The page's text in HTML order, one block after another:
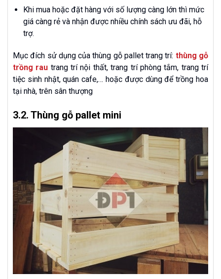
Khi mua hoặc đặt hàng với số lượng càng lớn thì mức
giá càng rẻ và nhận được nhiều chính sách ưu đãi, hỗ
trợ.
Mục đích sử dụng của thùng gỗ pallet trang trí: thùng gỗ
trồng rau trang trí nội thất, trang trí phòng tắm, trang trí
tiệc sinh nhật, quán cafe,… hoặc được dùng để trồng hoa
tại nhà, trên sân thượng
3.2. Thùng gỗ pallet mini